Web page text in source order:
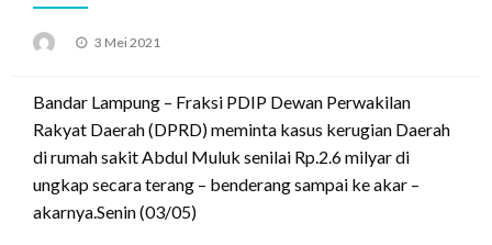
Posted
3 Mei 2021
Bandar Lampung – Fraksi PDIP Dewan Perwakilan
Rakyat Daerah (DPRD) meminta kasus kerugian Daerah
di rumah sakit Abdul Muluk senilai Rp.2.6 milyar di
ungkap secara terang – benderang sampai ke akar –
akarnya.Senin (03/05)